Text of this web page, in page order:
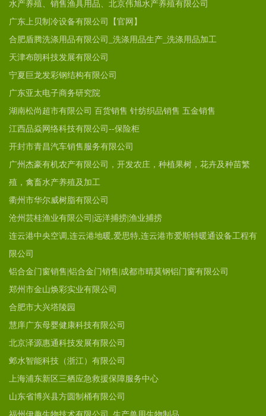
水产养殖、销售渔具用品、北京伟旭水产养殖有限公司
广东上贝制冷设备有限公司【官网】
合肥盾腾洗涤用品有限公司_洗涤用品生产_洗涤用品加工
天津布朗科技发展有限公司
宁夏巨龙发彩钢结构有限公司
广东亚太电子商务研究院
湖南松尚超市有限公司 百货销售 针纺织品销售 五金销售
江西品焱网络科技有限公司--保险柜
开封市青昌汽车销售服务有限公司
广州杰豪有机农产有限公司，开发农庄，种植果树，花卉及种苗繁
殖，禽畜水产养殖及加工
衢州市华尔威树脂有限公司
沧州芸桂渔业有限公司|远洋捕捞|渔业捕捞
连云港中央空调,连云港地暖,爱思特,连云港市爱斯特暖通设备工程有
限公司
铝合金门窗销售|铝合金门销售|成都市晴莫钢铝门窗有限公司
郑州市金山焕彩实业有限公司
合肥市大兴塔陵园
慧庠广东母婴健康科技有限公司
北京泽源惠通科技发展有限公司
邺水智能科技（浙江）有限公司
上海浦东新区三栖应急救援保障服务中心
山东省博兴县方圆制桶有限公司